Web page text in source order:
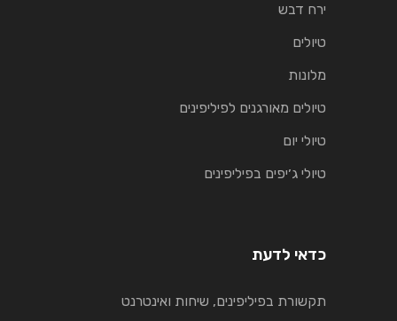
ירח דבש
טיולים
מלונות
טיולים מאורגנים לפיליפינים
טיולי יום
טיולי ג׳יפים בפיליפינים
כדאי לדעת
תקשורת בפיליפינים, שיחות ואינטרנט